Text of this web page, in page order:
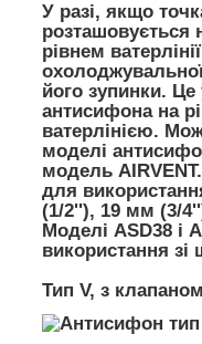
У разі, якщо
розташовується
рівнем
його зупинки.
антисифона на
ватерлінією.
моделі
модель
для
(1/2''), 19 мм (3/
Моделі ASD38 і
використання
Тип V, з